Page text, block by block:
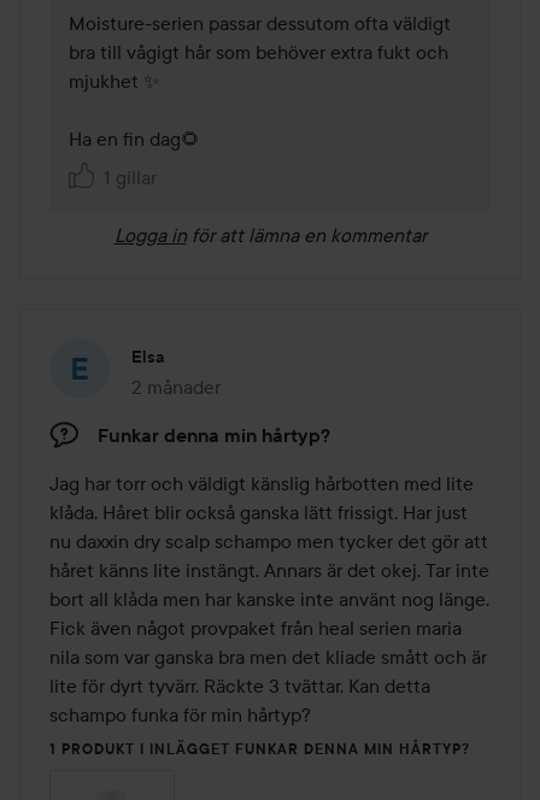
Moisture-serien passar dessutom ofta väldigt
bra till vågigt hår som behöver extra fukt och
mjukhet ✨
Ha en fin dag🌻
1 gillar
Logga in för att lämna en kommentar
Elsa
2 månader
Inlägget skapades 2 månader
Funkar denna min hårtyp?
Jag har torr och väldigt känslig hårbotten med lite
klåda. Håret blir också ganska lätt frissigt. Har just
nu daxxin dry scalp schampo men tycker det gör att
håret känns lite instängt. Annars är det okej. Tar inte
bort all klåda men har kanske inte använt nog länge.
Fick även något provpaket från heal serien maria
nila som var ganska bra men det kliade smått och är
lite för dyrt tyvärr. Räckte 3 tvättar. Kan detta
schampo funka för min hårtyp?
1 PRODUKT I INLÄGGET FUNKAR DENNA MIN HÅRTYP?